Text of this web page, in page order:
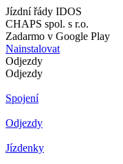
Jízdní řády IDOS
CHAPS spol. s r.o.
Zadarmo v Google Play
Nainstalovat
Odjezdy
Odjezdy
Spojení
Odjezdy
Jízdenky